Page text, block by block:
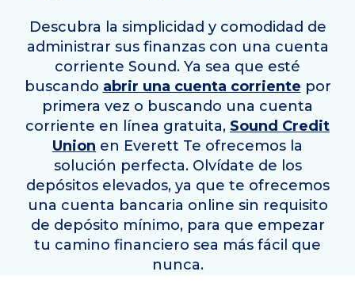
Descubra la simplicidad y comodidad de
administrar sus finanzas con una cuenta
corriente Sound. Ya sea que esté
buscando abrir una cuenta corriente por
primera vez o buscando una cuenta
corriente en línea gratuita, Sound Credit
Union en Everett Te ofrecemos la
solución perfecta. Olvídate de los
depósitos elevados, ya que te ofrecemos
una cuenta bancaria online sin requisito
de depósito mínimo, para que empezar
tu camino financiero sea más fácil que
nunca.